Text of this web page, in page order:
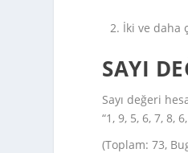
2. İki ve daha
SAYI
Sayı değeri
“1, 9, 5, 6, 7, 8,
(Toplam: 73,